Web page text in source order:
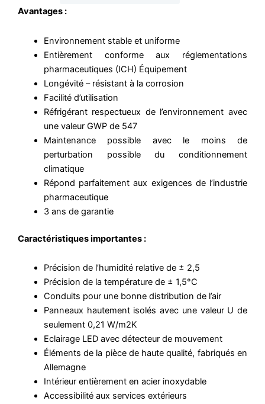
Avantages :
Environnement stable et uniforme
Entièrement conforme aux réglementations
pharmaceutiques (ICH) Équipement
Longévité – résistant à la corrosion
Facilité d’utilisation
Réfrigérant respectueux de l’environnement avec
une valeur GWP de 547
Maintenance possible avec le moins de
perturbation possible du conditionnement
climatique
Répond parfaitement aux exigences de l’industrie
pharmaceutique
3 ans de garantie
Caractéristiques importantes :
Précision de l’humidité relative de ± 2,5
Précision de la température de ± 1,5°C
Conduits pour une bonne distribution de l’air
Panneaux hautement isolés avec une valeur U de
seulement 0,21 W/m2K
Eclairage LED avec détecteur de mouvement
Éléments de la pièce de haute qualité, fabriqués en
Allemagne
Intérieur entièrement en acier inoxydable
Accessibilité aux services extérieurs